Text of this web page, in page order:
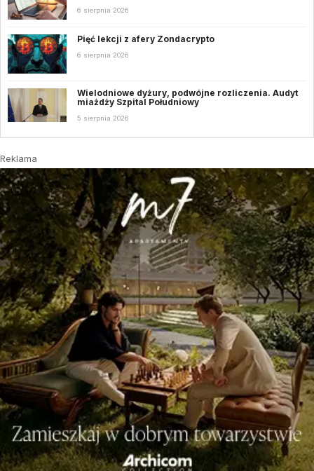
6 sierpnia 2026
Pięć lekcji z afery Zondacrypto
6 sierpnia 2026
Wielodniowe dyżury, podwójne rozliczenia. Audyt
miażdży Szpital Południowy
5 sierpnia 2026
Reklama